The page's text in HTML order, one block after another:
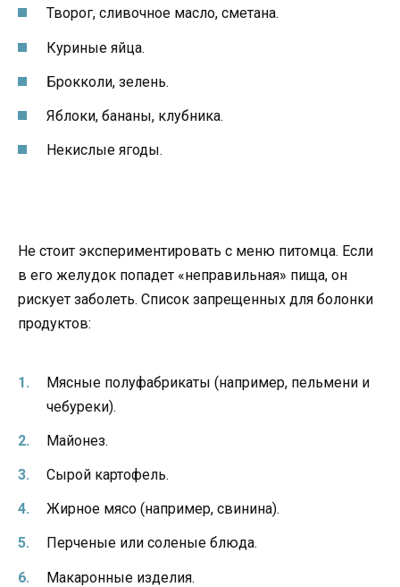
Творог, сливочное масло, сметана.
Куриные яйца.
Брокколи, зелень.
Яблоки, бананы, клубника.
Некислые ягоды.
Не стоит экспериментировать с меню питомца. Если
в его желудок попадет «неправильная» пища, он
рискует заболеть. Список запрещенных для болонки
продуктов:
Мясные полуфабрикаты (например, пельмени и
чебуреки).
Майонез.
Сырой картофель.
Жирное мясо (например, свинина).
Перченые или соленые блюда.
Макаронные изделия.